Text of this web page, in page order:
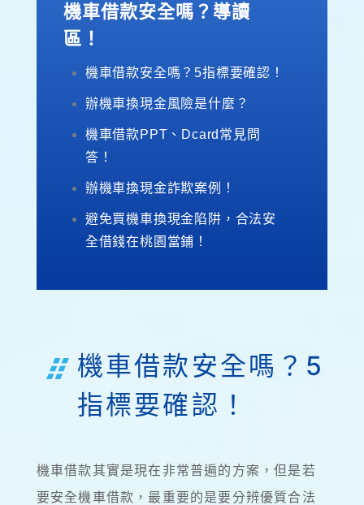
機車借款安全嗎？導讀
區！
機車借款安全嗎？5指標要確認！
辦機車換現金風險是什麼？
機車借款PPT、Dcard常見問
答！
辦機車換現金詐欺案例！
避免買機車換現金陷阱，合法安
全借錢在桃園當鋪！
機車借款安全嗎？5
指標要確認！
機車借款其實是現在非常普遍的方案，但是若
要安全機車借款，最重要的是要分辨優質合法